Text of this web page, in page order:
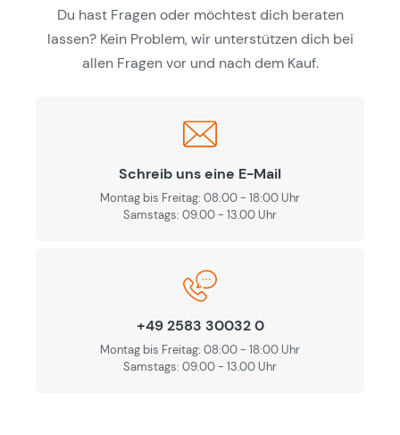
Du hast Fragen oder möchtest dich beraten
lassen? Kein Problem, wir unterstützen dich bei
allen Fragen vor und nach dem Kauf.
Schreib uns eine E-Mail
Montag bis Freitag: 08:00 - 18:00 Uhr
Samstags: 09.00 - 13.00 Uhr
+49 2583 30032 0
Montag bis Freitag: 08:00 - 18:00 Uhr
Samstags: 09.00 - 13.00 Uhr